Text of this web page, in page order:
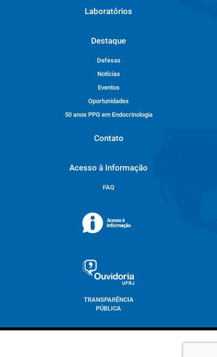
Laboratórios
Destaque
Defesas
Notícias
Eventos
Oportunidades
50 anos PPG em Endocrinologia
Contato
Acesso à Informação
FAQ
TRANSPARÊNCIA
PÚBLICA